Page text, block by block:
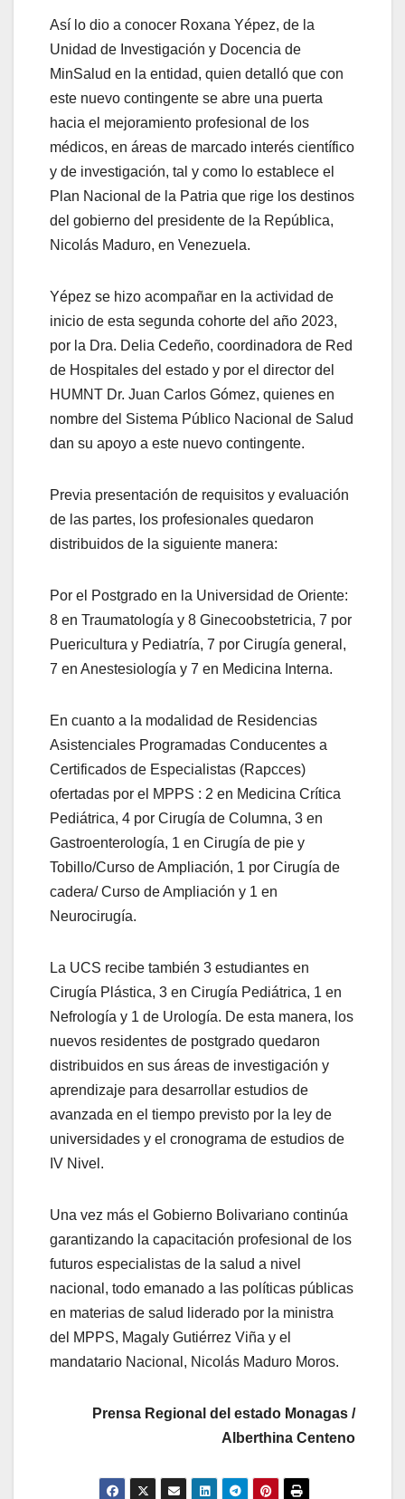
Así lo dio a conocer Roxana Yépez, de la
Unidad de Investigación y Docencia de
MinSalud en la entidad, quien detalló que con
este nuevo contingente se abre una puerta
hacia el mejoramiento profesional de los
médicos, en áreas de marcado interés científico
y de investigación, tal y como lo establece el
Plan Nacional de la Patria que rige los destinos
del gobierno del presidente de la República,
Nicolás Maduro, en Venezuela.
Yépez se hizo acompañar en la actividad de
inicio de esta segunda cohorte del año 2023,
por la Dra. Delia Cedeño, coordinadora de Red
de Hospitales del estado y por el director del
HUMNT Dr. Juan Carlos Gómez, quienes en
nombre del Sistema Público Nacional de Salud
dan su apoyo a este nuevo contingente.
Previa presentación de requisitos y evaluación
de las partes, los profesionales quedaron
distribuidos de la siguiente manera:
Por el Postgrado en la Universidad de Oriente:
8 en Traumatología y 8 Ginecoobstetricia, 7 por
Puericultura y Pediatría, 7 por Cirugía general,
7 en Anestesiología y 7 en Medicina Interna.
En cuanto a la modalidad de Residencias
Asistenciales Programadas Conducentes a
Certificados de Especialistas (Rapcces)
ofertadas por el MPPS : 2 en Medicina Crítica
Pediátrica, 4 por Cirugía de Columna, 3 en
Gastroenterología, 1 en Cirugía de pie y
Tobillo/Curso de Ampliación, 1 por Cirugía de
cadera/ Curso de Ampliación y 1 en
Neurocirugía.
La UCS recibe también 3 estudiantes en
Cirugía Plástica, 3 en Cirugía Pediátrica, 1 en
Nefrología y 1 de Urología. De esta manera, los
nuevos residentes de postgrado quedaron
distribuidos en sus áreas de investigación y
aprendizaje para desarrollar estudios de
avanzada en el tiempo previsto por la ley de
universidades y el cronograma de estudios de
IV Nivel.
Una vez más el Gobierno Bolivariano continúa
garantizando la capacitación profesional de los
futuros especialistas de la salud a nivel
nacional, todo emanado a las políticas públicas
en materias de salud liderado por la ministra
del MPPS, Magaly Gutiérrez Viña y el
mandatario Nacional, Nicolás Maduro Moros.
Prensa Regional del estado Monagas /
Alberthina Centeno